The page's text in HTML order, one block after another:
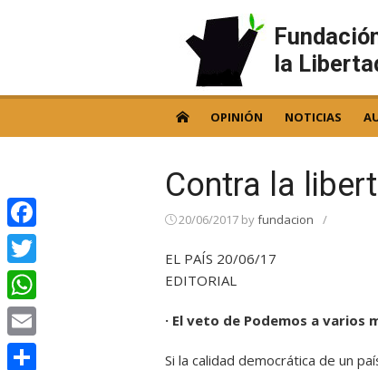
la
OPINIÓN NOTICIAS
Contra la
20/06/2017 byfundacion /
EL PAÍS 20/06/17
EDITORIAL
· El veto de Podemos a varios
Si la calidad democrática de un
Facebook
Twitter
WhatsApp
Email